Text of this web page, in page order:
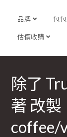
品牌 包包
估價收購
除了
著 改製
coffee/